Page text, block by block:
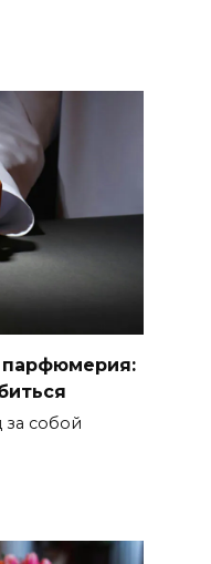
парфюмерия:
собой